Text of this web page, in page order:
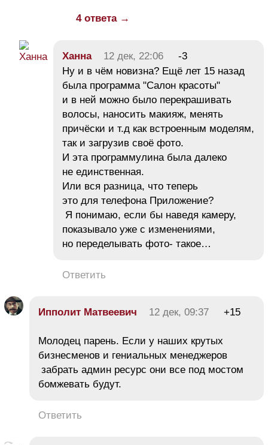
4 ответа →
Ханна 12 дек, 22:06
-3
Ну и в чём новизна? Ещё лет 15 назад
была программа "Салон красоты"
и в ней можно было перекрашивать
волосы, наносить макияж, менять
причёски и т.д как встроенным моделям,
так и загрузив своё фото.
И эта программулина была далеко
не единственная.
Или вся разница, что теперь
это для телефона Приложение?
Я понимаю, если бы наведя камеру,
показывало уже с изменениями,
но переделывать фото- такое…
Ответить
Ипполит Матвеевич 12 дек, 09:37 +15
Молодец парень. Если у наших крутых
бизнесменов и гениальных менеджеров
забрать админ ресурс они все под мостом
бомжевать будут.
Ответить